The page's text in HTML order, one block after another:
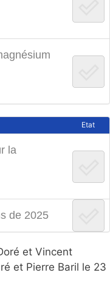
Etat
la
de 2025
et Vincent
et Pierre Baril le 23